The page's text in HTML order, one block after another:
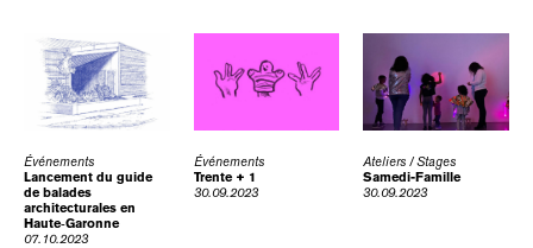
Événements
Lancement du guide
de balades
architecturales en
Haute‑Garonne
07.10.2023
Événements
Trente + 1
30.09.2023
Ateliers / Stages
Samedi-Famille
30.09.2023